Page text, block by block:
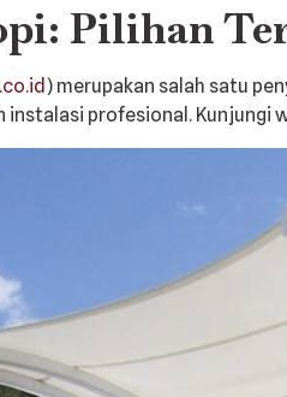
Pilihan
) merupakan salah satu
instalasi profesional.